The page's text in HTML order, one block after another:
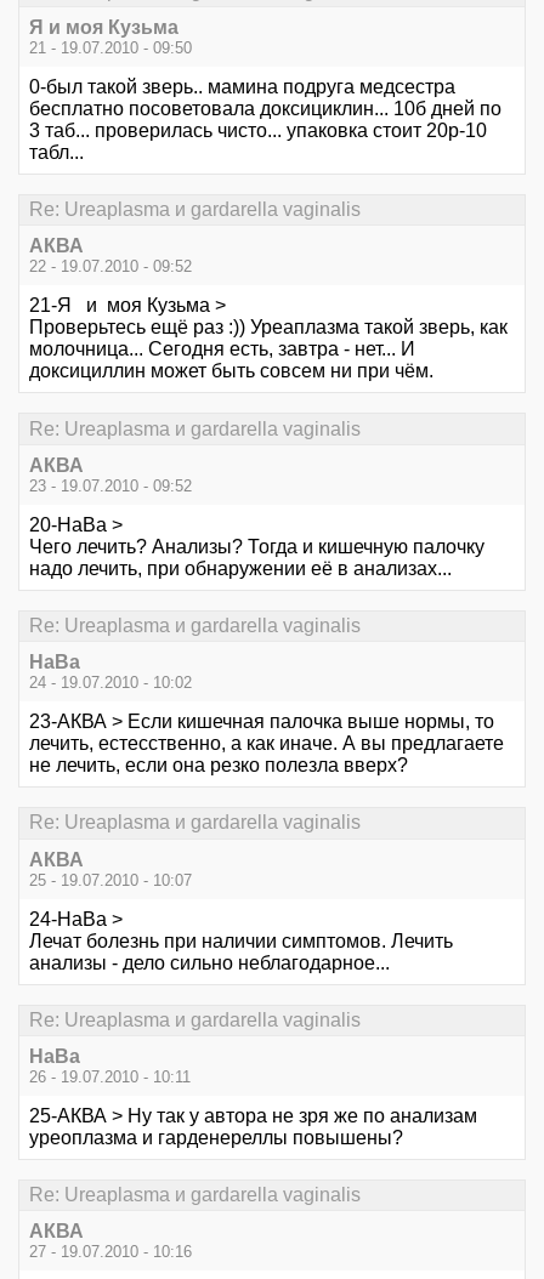
Я и моя Кузьма
21 - 19.07.2010 - 09:50
0-был такой зверь.. мамина подруга медсестра
бесплатно посоветовала доксициклин... 10б дней по
3 таб... проверилась чисто... упаковка стоит 20р-10
табл...
Re: Ureaplasma и gardarella vaginalis
АКВА
22 - 19.07.2010 - 09:52
21-Я и моя Кузьма >
Проверьтесь ещё раз :)) Уреаплазма такой зверь, как
молочница... Сегодня есть, завтра - нет... И
доксициллин может быть совсем ни при чём.
Re: Ureaplasma и gardarella vaginalis
АКВА
23 - 19.07.2010 - 09:52
20-НаВа >
Чего лечить? Анализы? Тогда и кишечную палочку
надо лечить, при обнаружении её в анализах...
Re: Ureaplasma и gardarella vaginalis
НаВа
24 - 19.07.2010 - 10:02
23-АКВА > Если кишечная палочка выше нормы, то
лечить, естесственно, а как иначе. А вы предлагаете
не лечить, если она резко полезла вверх?
Re: Ureaplasma и gardarella vaginalis
АКВА
25 - 19.07.2010 - 10:07
24-НаВа >
Лечат болезнь при наличии симптомов. Лечить
анализы - дело сильно неблагодарное...
Re: Ureaplasma и gardarella vaginalis
НаВа
26 - 19.07.2010 - 10:11
25-АКВА > Ну так у автора не зря же по анализам
уреоплазма и гарденереллы повышены?
Re: Ureaplasma и gardarella vaginalis
АКВА
27 - 19.07.2010 - 10:16